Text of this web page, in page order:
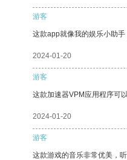
游客
这款app就像我的娱乐小助手
2024-01-20
游客
这款加速器VPM应用程序可
2024-01-20
游客
这款游戏的音乐非常优美，听